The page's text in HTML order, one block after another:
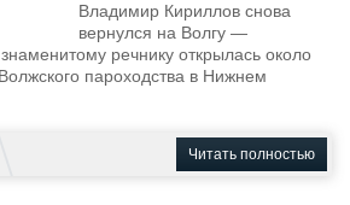
Владимир Кириллов снова
вернулся на Волгу —
речнику открылась около
пароходства в Нижнем
Читать полностью